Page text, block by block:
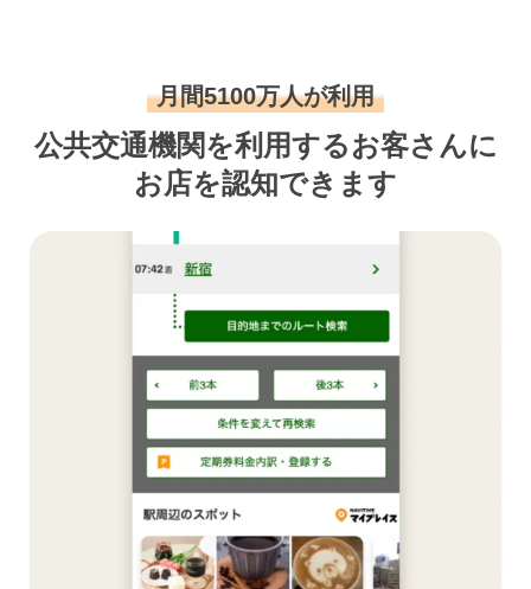
月間5100万人が利用
公共交通機関を利用するお客さんに
お店を認知できます